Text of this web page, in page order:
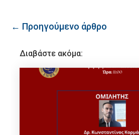
← Προηγούμενο άρθρο
Διαβάστε ακόμα: